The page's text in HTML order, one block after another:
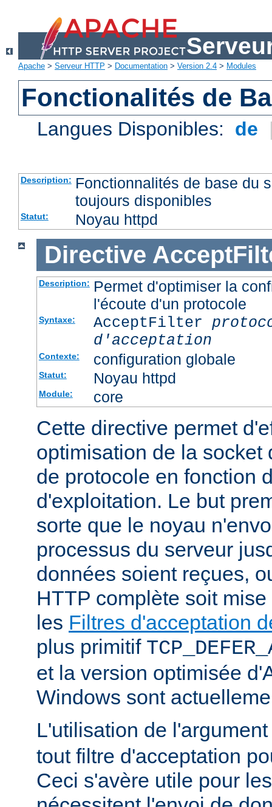
Apache > Serveur HTTP > Documentation > Version 2.4 > Modules
Fonctionalités de
Langues Disponibles: de
Description: Fonctionnalités de base du
toujours disponibles
Statut: Noyau httpd
Directive
Description: Permet d'optimiser la
l'écoute d'un protocole
Syntaxe: AcceptFilter
d'acceptation
Contexte: configuration globale
Statut: Noyau httpd
Module: core
Cette directive permet
optimisation de la socket
de protocole en fonction
d'exploitation. Le but
sorte que le noyau
processus du serveur
données soient reçues,
HTTP complète soit
les Filtres d'acceptation
plus primitif
et la version optimisée
Windows sont
L'utilisation de
tout filtre d'acceptation
Ceci s'avère utile pour